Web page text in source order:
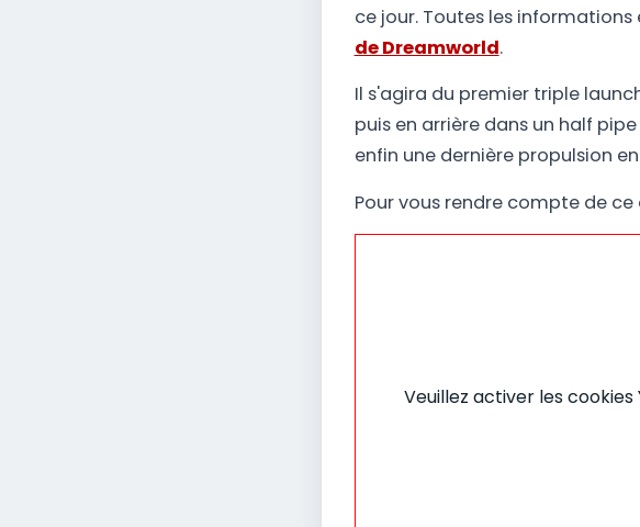
ce jour. Toutes les
de Dreamworld.
Il s'agira du premier triple
puis en arrière dans un half
enfin une dernière propulsion
Pour vous rendre compte de ce
Veuillez activer les